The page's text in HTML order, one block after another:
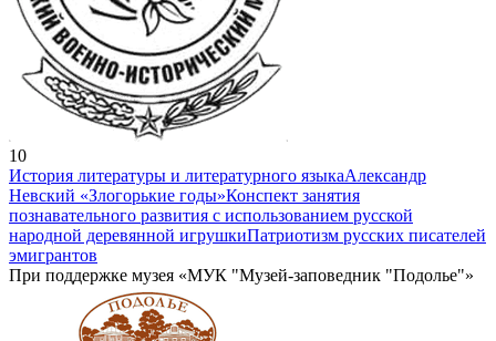
10
История литературы и литературного языкаАлександр
Невский «Злогорькие годы»Конспект занятия
познавательного развития с использованием русской
народной деревянной игрушкиПатриотизм русских писателей
эмигрантов
При поддержке музея «МУК "Музей-заповедник "Подолье"»